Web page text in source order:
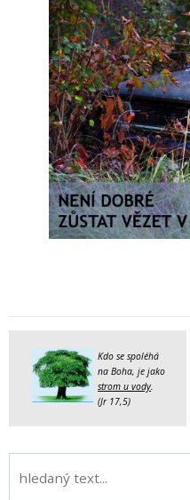
Kdo se spoléhá
na Boha, je jako
strom u vody.
(Jr 17,5)